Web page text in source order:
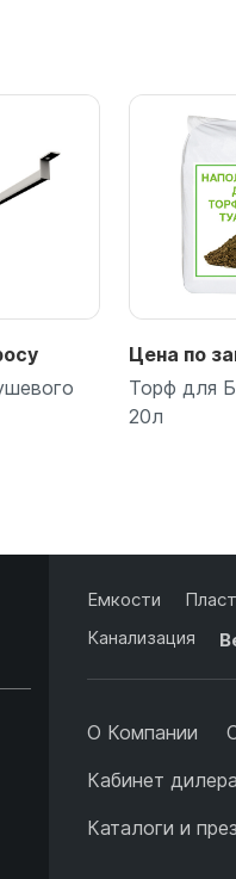
Цена по
Торф для
20л
Емкости
Канализация
О Компании
Кабинет дилера
Каталоги и